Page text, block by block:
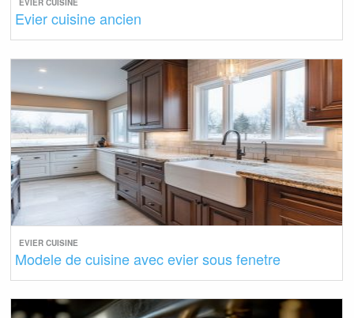
EVIER CUISINE
Evier cuisine ancien
EVIER CUISINE
Modele de cuisine avec evier sous fenetre